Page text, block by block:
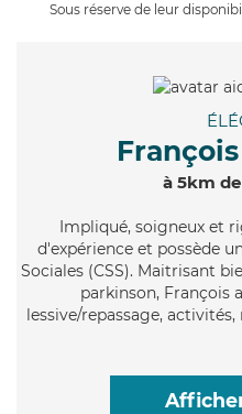
Sous réserve de leur
François
à 5km
Impliqué, soigneux et
d'expérience et possède
Sociales (CSS). Maitrisant
parkinson, François
lessive/repassage,